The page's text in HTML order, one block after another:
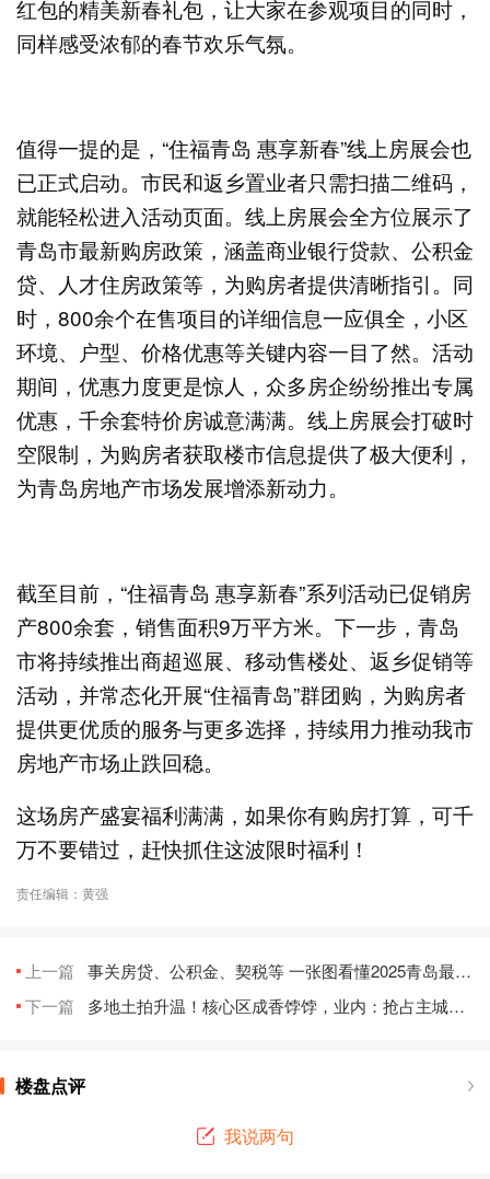
红包的精美新春礼包，让大家在参观项目的同时，
同样感受浓郁的春节欢乐气氛。
值得一提的是，“住福青岛 惠享新春”线上房展会也
已正式启动。市民和返乡置业者只需扫描二维码，
就能轻松进入活动页面。线上房展会全方位展示了
青岛市最新购房政策，涵盖商业银行贷款、公积金
贷、人才住房政策等，为购房者提供清晰指引。同
时，800余个在售项目的详细信息一应俱全，小区
环境、户型、价格优惠等关键内容一目了然。活动
期间，优惠力度更是惊人，众多房企纷纷推出专属
优惠，千余套特价房诚意满满。线上房展会打破时
空限制，为购房者获取楼市信息提供了极大便利，
为青岛房地产市场发展增添新动力。
截至目前，“住福青岛 惠享新春”系列活动已促销房
产800余套，销售面积9万平方米。下一步，青岛
市将持续推出商超巡展、移动售楼处、返乡促销等
活动，并常态化开展“住福青岛”群团购，为购房者
提供更优质的服务与更多选择，持续用力推动我市
房地产市场止跌回稳。
这场房产盛宴福利满满，如果你有购房打算，可千
万不要错过，赶快抓住这波限时福利！
责任编辑：黄强
上一篇
事关房贷、公积金、契税等 一张图看懂2025青岛最新买房政策
下一篇
多地土拍升温！核心区成香饽饽，业内：抢占主城正当时
楼盘点评
我说两句